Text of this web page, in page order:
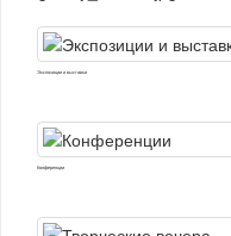
Экспозиции и выставки
Конференции